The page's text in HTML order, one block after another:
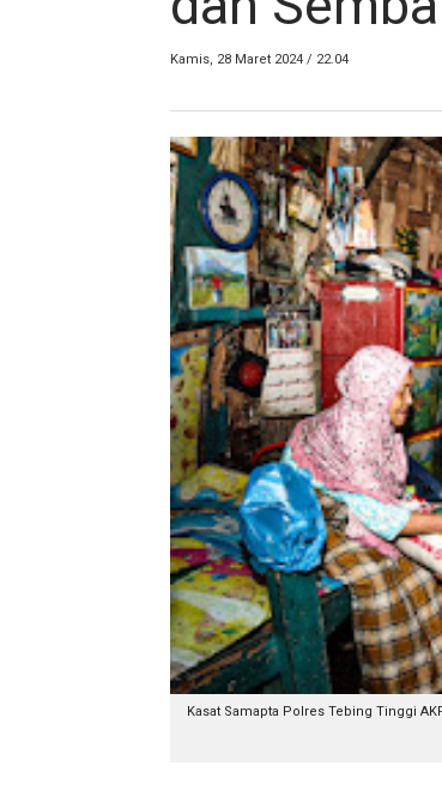
Kamis, 28 Maret 2024 / 22.04
Kasat Samapta Polres Tebing Tinggi